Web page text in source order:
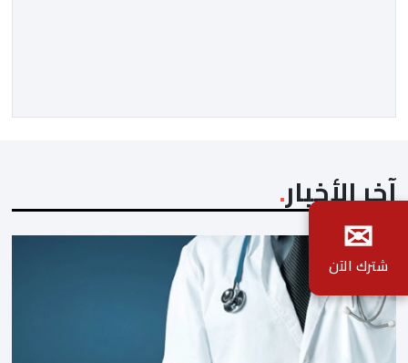
بن طوطو، ثم شخص اخر […]
آخر الأخبار
✉
شترك الآن